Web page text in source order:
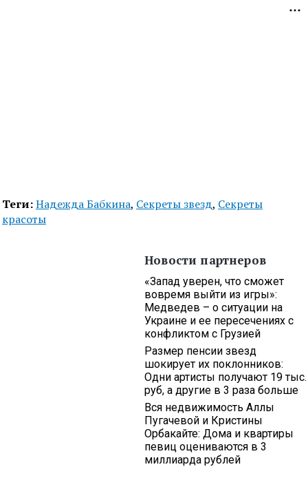
Теги:Надежда Бабкина, Секреты звезд, Секреты
красоты
Новости партнеров
«Запад уверен, что сможет
вовремя выйти из игры»:
Медведев – о ситуации на
Украине и ее пересечениях с
конфликтом с Грузией
Размер пенсии звезд
шокирует их поклонников:
Одни артисты получают 19 тыс.
руб, а другие в 3 раза больше
Вся недвижимость Аллы
Пугачевой и Кристины
Орбакайте: Дома и квартиры
певиц оцениваются в 3
миллиарда рублей